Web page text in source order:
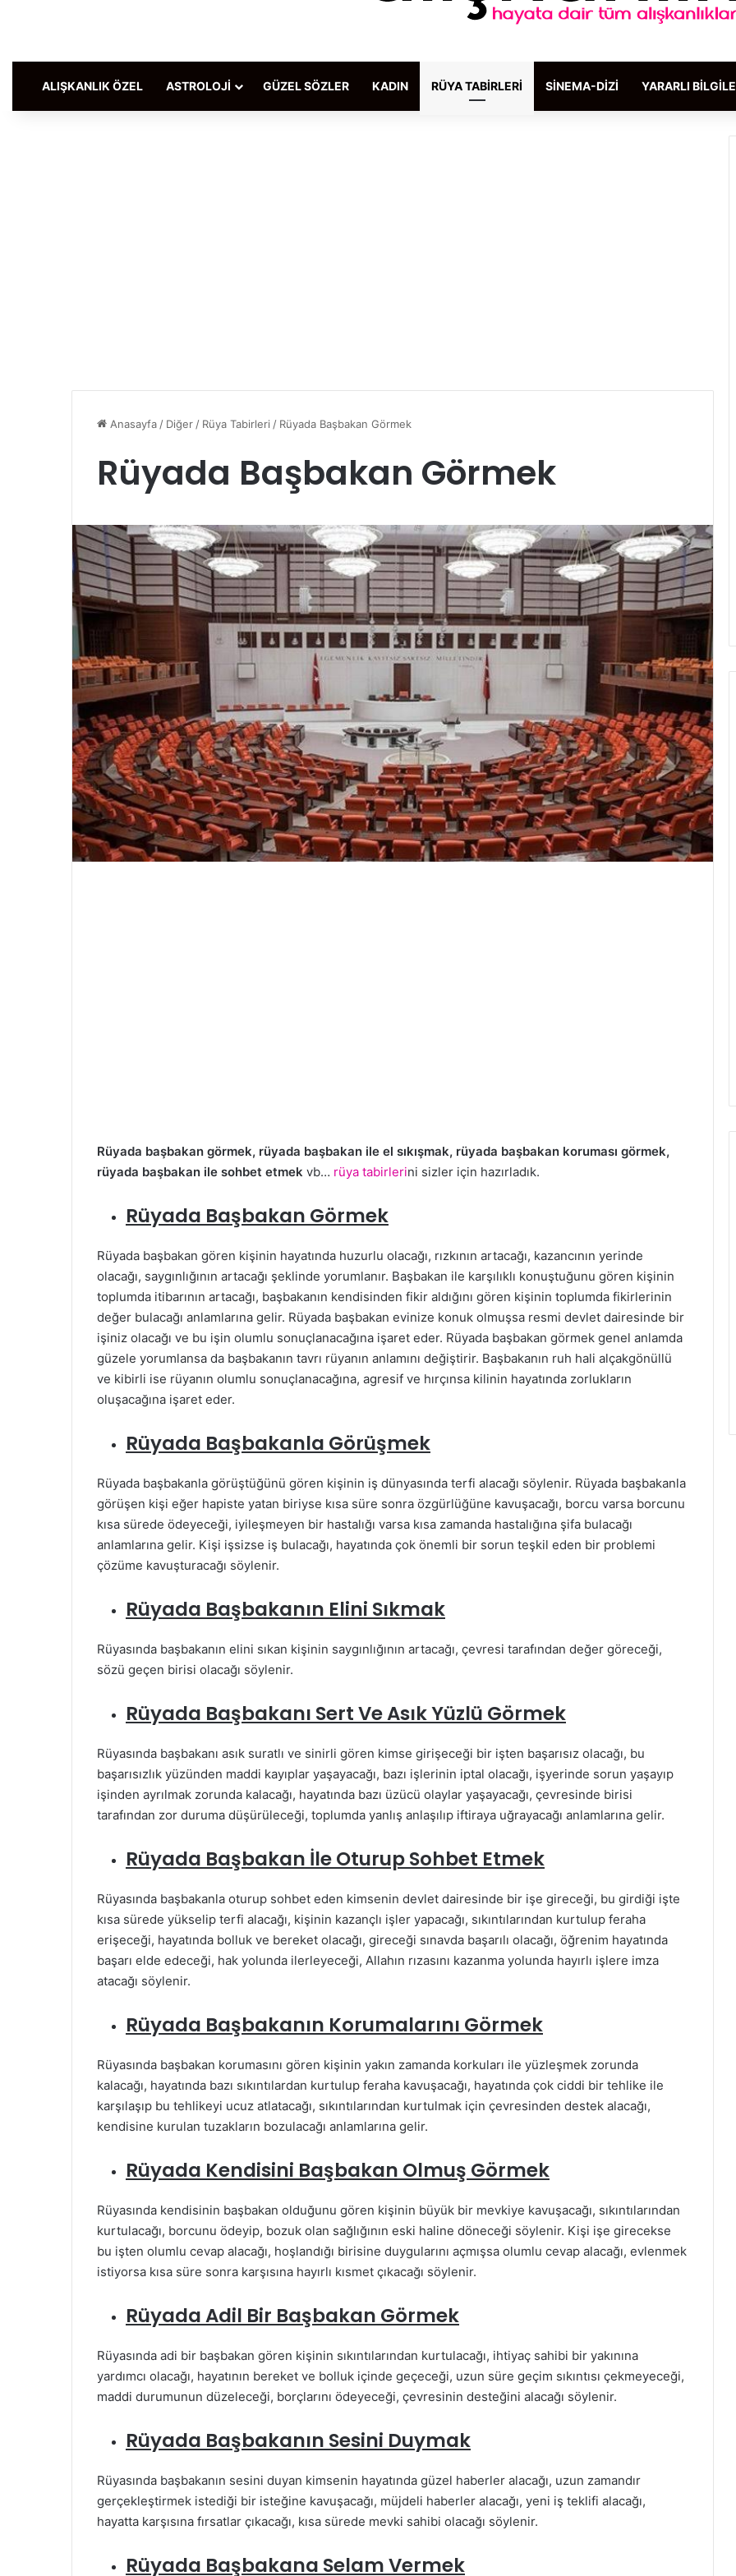
ALIŞKANLIK ÖZEL ASTROLOJI GÜZEL SÖZLER KADIN RÜYA TABIRLERI SINEMA-DIZI YARARLI
Anasayfa / Diğer / Rüya Tabirleri / Rüyada Başbakan Görmek
Rüyada Başbakan Görmek
Rüyada başbakan görmek, rüyada başbakan ile el sıkışmak, rüyada başbakan koruması görmek,
rüyada başbakan ile sohbet etmek vb… rüya tabirlerini sizler için hazırladık.
Rüyada Başbakan Görmek
Rüyada başbakan gören kişinin hayatında huzurlu olacağı, rızkının artacağı, kazancının yerinde
olacağı, saygınlığının artacağı şeklinde yorumlanır. Başbakan ile karşılıklı konuştuğunu gören kişinin
toplumda itibarının artacağı, başbakanın kendisinden fikir aldığını gören kişinin toplumda fikirlerinin
değer bulacağı anlamlarına gelir. Rüyada başbakan evinize konuk olmuşsa resmi devlet dairesinde bir
işiniz olacağı ve bu işin olumlu sonuçlanacağına işaret eder. Rüyada başbakan görmek genel anlamda
güzele yorumlansa da başbakanın tavrı rüyanın anlamını değiştirir. Başbakanın ruh hali alçakgönüllü
ve kibirli ise rüyanın olumlu sonuçlanacağına, agresif ve hırçınsa kilinin hayatında zorlukların
oluşacağına işaret eder.
Rüyada Başbakanla Görüşmek
Rüyada başbakanla görüştüğünü gören kişinin iş dünyasında terfi alacağı söylenir. Rüyada başbakanla
görüşen kişi eğer hapiste yatan biriyse kısa süre sonra özgürlüğüne kavuşacağı, borcu varsa borcunu
kısa sürede ödeyeceği, iyileşmeyen bir hastalığı varsa kısa zamanda hastalığına şifa bulacağı
anlamlarına gelir. Kişi işsizse iş bulacağı, hayatında çok önemli bir sorun teşkil eden bir problemi
çözüme kavuşturacağı söylenir.
Rüyada Başbakanın Elini Sıkmak
Rüyasında başbakanın elini sıkan kişinin saygınlığının artacağı, çevresi tarafından değer göreceği,
sözü geçen birisi olacağı söylenir.
Rüyada Başbakanı Sert Ve Asık Yüzlü Görmek
Rüyasında başbakanı asık suratlı ve sinirli gören kimse girişeceği bir işten başarısız olacağı, bu
başarısızlık yüzünden maddi kayıplar yaşayacağı, bazı işlerinin iptal olacağı, işyerinde sorun yaşayıp
işinden ayrılmak zorunda kalacağı, hayatında bazı üzücü olaylar yaşayacağı, çevresinde birisi
tarafından zor duruma düşürüleceği, toplumda yanlış anlaşılıp iftiraya uğrayacağı anlamlarına gelir.
Rüyada Başbakan İle Oturup Sohbet Etmek
Rüyasında başbakanla oturup sohbet eden kimsenin devlet dairesinde bir işe gireceği, bu girdiği işte
kısa sürede yükselip terfi alacağı, kişinin kazançlı işler yapacağı, sıkıntılarından kurtulup feraha
erişeceği, hayatında bolluk ve bereket olacağı, gireceği sınavda başarılı olacağı, öğrenim hayatında
başarı elde edeceği, hak yolunda ilerleyeceği, Allahın rızasını kazanma yolunda hayırlı işlere imza
atacağı söylenir.
Rüyada Başbakanın Korumalarını Görmek
Rüyasında başbakan korumasını gören kişinin yakın zamanda korkuları ile yüzleşmek zorunda
kalacağı, hayatında bazı sıkıntılardan kurtulup feraha kavuşacağı, hayatında çok ciddi bir tehlike ile
karşılaşıp bu tehlikeyi ucuz atlatacağı, sıkıntılarından kurtulmak için çevresinden destek alacağı,
kendisine kurulan tuzakların bozulacağı anlamlarına gelir.
Rüyada Kendisini Başbakan Olmuş Görmek
Rüyasında kendisinin başbakan olduğunu gören kişinin büyük bir mevkiye kavuşacağı, sıkıntılarından
kurtulacağı, borcunu ödeyip, bozuk olan sağlığının eski haline döneceği söylenir. Kişi işe girecekse
bu işten olumlu cevap alacağı, hoşlandığı birisine duygularını açmışsa olumlu cevap alacağı, evlenmek
istiyorsa kısa süre sonra karşısına hayırlı kısmet çıkacağı söylenir.
Rüyada Adil Bir Başbakan Görmek
Rüyasında adi bir başbakan gören kişinin sıkıntılarından kurtulacağı, ihtiyaç sahibi bir yakınına
yardımcı olacağı, hayatının bereket ve bolluk içinde geçeceği, uzun süre geçim sıkıntısı çekmeyeceği,
maddi durumunun düzeleceği, borçlarını ödeyeceği, çevresinin desteğini alacağı söylenir.
Rüyada Başbakanın Sesini Duymak
Rüyasında başbakanın sesini duyan kimsenin hayatında güzel haberler alacağı, uzun zamandır
gerçekleştirmek istediği bir isteğine kavuşacağı, müjdeli haberler alacağı, yeni iş teklifi alacağı,
hayatta karşısına fırsatlar çıkacağı, kısa sürede mevki sahibi olacağı söylenir.
Rüyada Başbakana Selam Vermek